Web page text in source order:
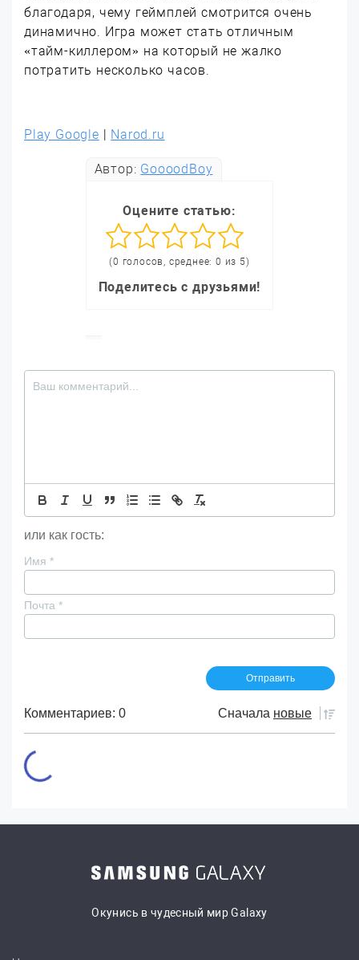
благодаря, чему геймплей смотрится очень
динамично. Игра может стать отличным
«тайм-киллером» на который не жалко
потратить несколько часов.
Play Google | Narod.ru
Автор: GoooodBoy
Оцените статью:
(0 голосов, среднее: 0 из 5)
Поделитесь с друзьями!
или как гость:
Имя *
Почта *
Комментариев: 0 Сначала новые
Окунись в чудесный мир Galaxy